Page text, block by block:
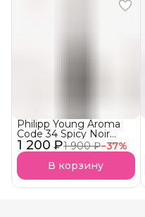
1 200 ₽1 900 ₽−37%
Philipp Young Aroma
Code 34 Spicy Noir
Арома-Бустер Пряный
нуар АКЦИЯ!
В корзину